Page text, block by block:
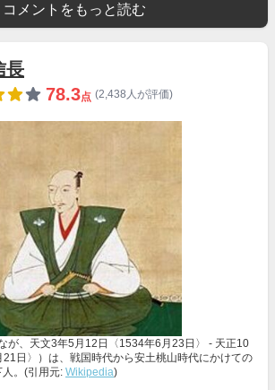
コメントをもっと読む
長
78.3点 (2,438人が評価)
が、天文3年5月12日〈1534年6月23日〉 - 天正10
日〉）は、戦国時代から安土桃山時代にかけての
。(引用元: Wikipedia)